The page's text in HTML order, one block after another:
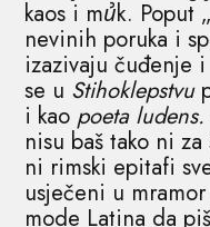
kaos i mꞿk. Poput
nevinih poruka i
izazivaju čuđenje
se u Stihoklepstvu
i kao poeta ludens.
nisu baš tako ni
ni rimski epitafi
usječeni u
mode Latina da